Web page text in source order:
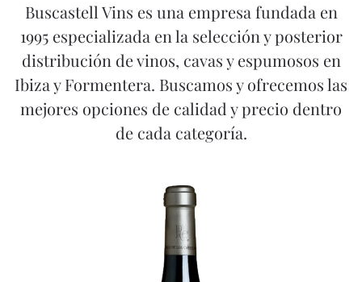
Buscastell Vins es una empresa fundada en
1995 especializada en la selección y posterior
distribución de vinos, cavas y espumosos en
Ibiza y Formentera. Buscamos y ofrecemos las
mejores opciones de calidad y precio dentro
de cada categoría.